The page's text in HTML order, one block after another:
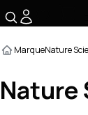
MarqueNature
Nature